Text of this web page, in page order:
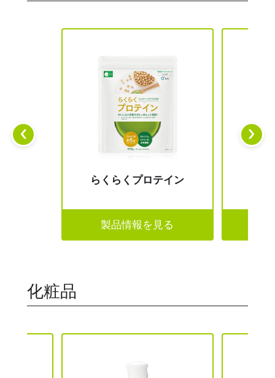
らくらくプロテイン
製品情報を見る
化粧品